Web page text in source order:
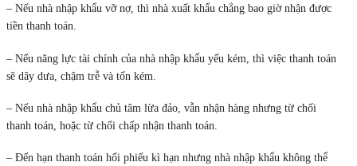
– Nếu nhà nhập khẩu vỡ nợ, thì nhà xuất khẩu chẳng bao giờ nhận được
tiền thanh toán.
– Nếu năng lực tài chính của nhà nhập khẩu yếu kém, thì việc thanh toán
sẽ dây dưa, chậm trễ và tốn kém.
– Nếu nhà nhập khẩu chủ tâm lừa đảo, vẫn nhận hàng nhưng từ chối
thanh toán, hoặc từ chối chấp nhận thanh toán.
– Đến hạn thanh toán hối phiếu kì hạn nhưng nhà nhập khẩu không thể